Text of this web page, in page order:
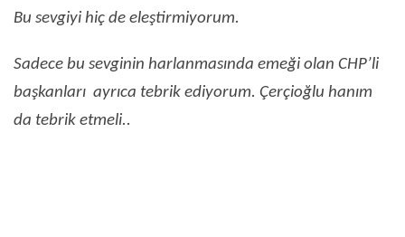
Bu sevgiyi hiç de eleştirmiyorum.
Sadece bu sevginin harlanmasında emeği olan CHP’li
başkanları ayrıca tebrik ediyorum. Çerçioğlu hanım
da tebrik etmeli..